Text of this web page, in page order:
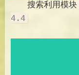
搜索利用模块
4.4